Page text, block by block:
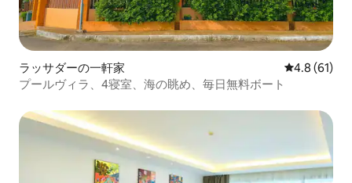
ラッサダーの一軒家 レビュー61
4.8 (61)
プールヴィラ、4寝室、海の眺め、毎日無料ボート